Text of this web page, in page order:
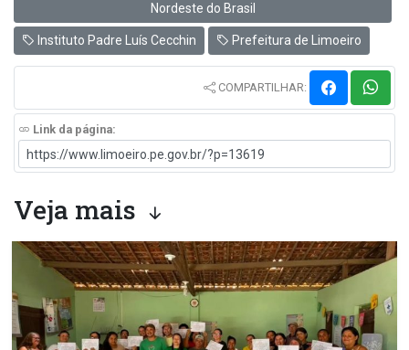
Nordeste do Brasil
Instituto Padre Luís Cecchin Prefeitura de Limoeiro
COMPARTILHAR:
Link da página:
Veja mais